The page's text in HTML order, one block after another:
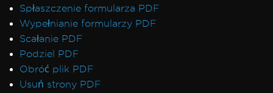
Spłaszczenie formularza PDF
Wypełnianie formularzy PDF
Scałanie PDF
Podziel PDF
Obróć plik PDF
Usuń strony PDF